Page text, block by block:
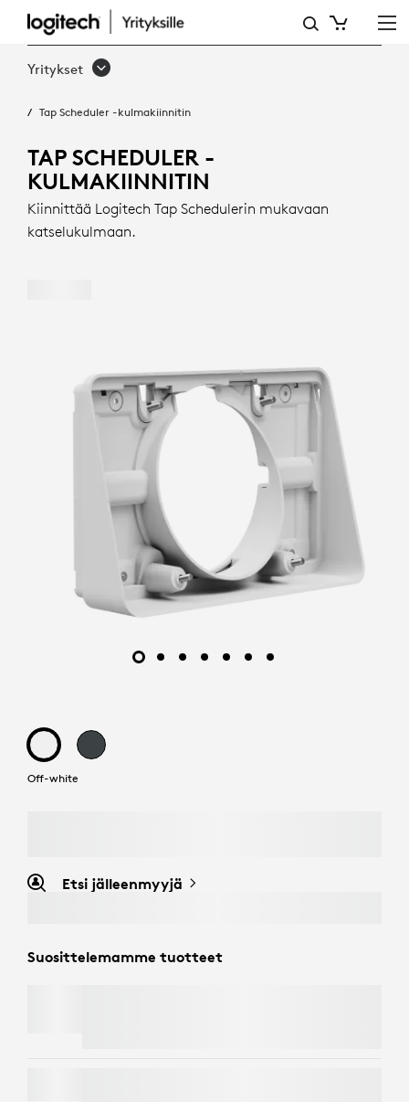
TAP
SCHEDULER
KULMAKIINNITIN
LOGITECH
Yritykset
Tap Scheduler -kulmakiinnitin
TAP SCHEDULER -
KULMAKIINNITIN
Kiinnittää Logitech Tap Schedulerin mukavaan
katselukulmaan.
Off-white
Etsi jälleenmyyjä
Suosittelemamme tuotteet